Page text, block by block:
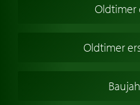
Englische Oldtimer
Deutsche Oldtimer
Schwedische Oldtimer
Oldtimer
Oldtimer